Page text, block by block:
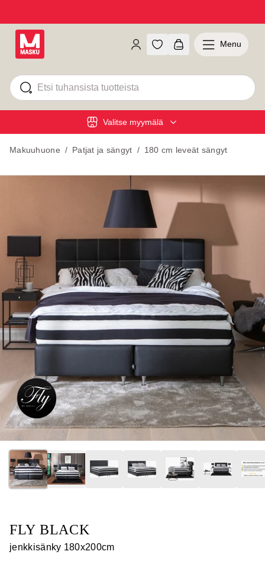
Valitse myymälä
Menu
Makuuhuone / Patjat ja sängyt / 180 cm leveät sängyt
FLY BLACK
jenkkisänky 180x200cm